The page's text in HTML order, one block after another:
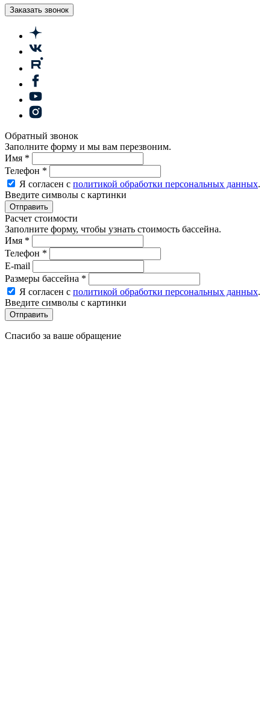
Заказать звонок
Обратный звонок
Заполните форму и мы вам перезвоним.
Имя *
Телефон *
Я согласен с политикой обработки персональных данных.
Введите символы с картинки
Расчет стоимости
Заполните форму, чтобы узнать стоимость бассейна.
Имя *
Телефон *
E-mail
Размеры бассейна *
Я согласен с политикой обработки персональных данных.
Введите символы с картинки
Спасибо за ваше обращение